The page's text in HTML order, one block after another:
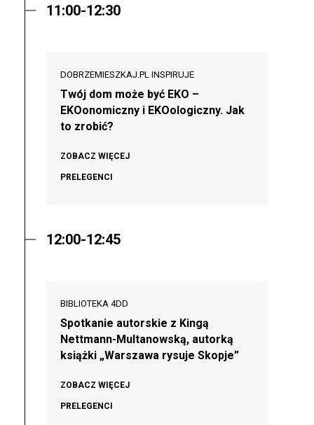
11:00-12:30
DOBRZEMIESZKAJ.PL INSPIRUJE
Twój dom może być EKO –
EKOonomiczny i EKOologiczny. Jak
to zrobić?
ZOBACZ WIĘCEJ
PRELEGENCI
12:00-12:45
BIBLIOTEKA 4DD
Spotkanie autorskie z Kingą
Nettmann-Multanowską, autorką
książki „Warszawa rysuje Skopje”
ZOBACZ WIĘCEJ
PRELEGENCI